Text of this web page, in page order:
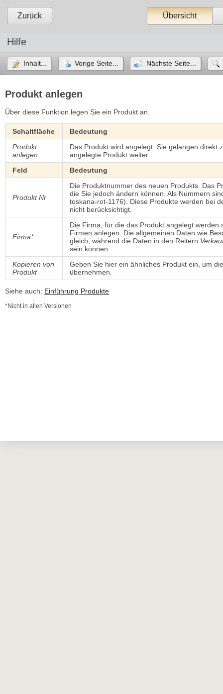
Zurück Übersicht
Hilfe
Inhalt... Vorige Seite... Nächste Seite...
Produkt anlegen
Über diese Funktion legen Sie ein Produkt an.
Schaltfläche
Bedeutung
Produkt
anlegen
Das Produkt wird angelegt. Sie gelangen direkt
angelegte Produkt weiter.
Feld
Bedeutung
Produkt Nr
Die Produktnummer des neuen Produkts. Das
die Sie jedoch ändern können. Als Nummern
toskana-rot-1176). Diese Produkte werden bei
nicht berücksichtigt.
Firma*
Die Firma, für die das Produkt angelegt
Firmen anlegen. Die allgemeinen Daten wie
gleich, während die Daten in den Reitern
sein können.
Kopieren von
Produkt
Geben Sie hier ein ähnliches Produkt ein, um
übernehmen.
Siehe auch: Einführung Produkte
*Nicht in allen Versionen